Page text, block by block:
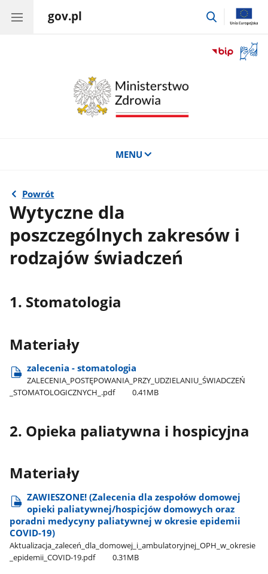
gov.pl
przejdź
okno
MENU
Powrót
Wytyczne dla
poszczególnych zakresów i
rodzajów świadczeń
1. Stomatologia
Materiały
zalecenia - stomatologia
ZALECENIA​_POSTĘPOWANIA​_PRZY​_UDZIELANIU​_ŚWIADCZEŃ​
_STOMATOLOGICZNYCH​_.pdf
0.41MB
2. Opieka paliatywna i hospicyjna
Materiały
ZAWIESZONE! (Zalecenia dla zespołów domowej
opieki paliatywnej/hospicjów domowych oraz
poradni medycyny paliatywnej w okresie epidemii
COVID-19)
Aktualizacja​_zaleceń​_dla​_domowej​_i​_ambulatoryjnej​_OPH​_w​_okresie​
_epidemii​_COVID-19.pdf
0.31MB